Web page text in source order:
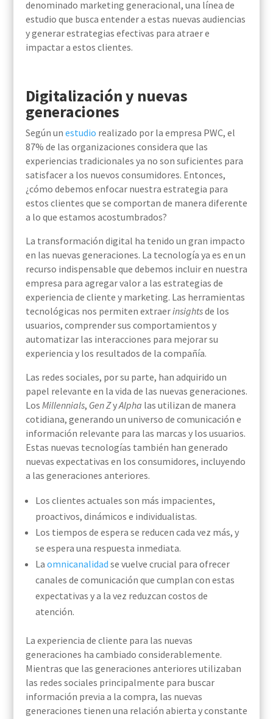
denominado marketing generacional, una línea de
estudio que busca entender a estas nuevas audiencias
y generar estrategias efectivas para atraer e
impactar a estos clientes.
Digitalización y nuevas
generaciones
Según un estudio realizado por la empresa PWC, el
87% de las organizaciones considera que las
experiencias tradicionales ya no son suficientes para
satisfacer a los nuevos consumidores. Entonces,
¿cómo debemos enfocar nuestra estrategia para
estos clientes que se comportan de manera diferente
a lo que estamos acostumbrados?
La transformación digital ha tenido un gran impacto
en las nuevas generaciones. La tecnología ya es en un
recurso indispensable que debemos incluir en nuestra
empresa para agregar valor a las estrategias de
experiencia de cliente y marketing. Las herramientas
tecnológicas nos permiten extraerinsightsde los
usuarios, comprender sus comportamientos y
automatizar las interacciones para mejorar su
experiencia y los resultados de la compañía.
Las redes sociales, por su parte, han adquirido un
papel relevante en la vida de las nuevas generaciones.
Los Millennials, Gen ZyAlpha las utilizan de manera
cotidiana, generando un universo de comunicación e
información relevante para las marcas y los usuarios.
Estas nuevas tecnologías también han generado
nuevas expectativas en los consumidores, incluyendo
a las generaciones anteriores.
Los clientes actuales son más impacientes,
proactivos, dinámicos e individualistas.
Los tiempos de espera se reducen cada vez más, y
se espera una respuesta inmediata.
La omnicanalidad se vuelve crucial para ofrecer
canales de comunicación que cumplan con estas
expectativas y a la vez reduzcan costos de
atención.
La experiencia de cliente para las nuevas
generaciones ha cambiado considerablemente.
Mientras que las generaciones anteriores utilizaban
las redes sociales principalmente para buscar
información previa a la compra, las nuevas
generaciones tienen una relación abierta y constante